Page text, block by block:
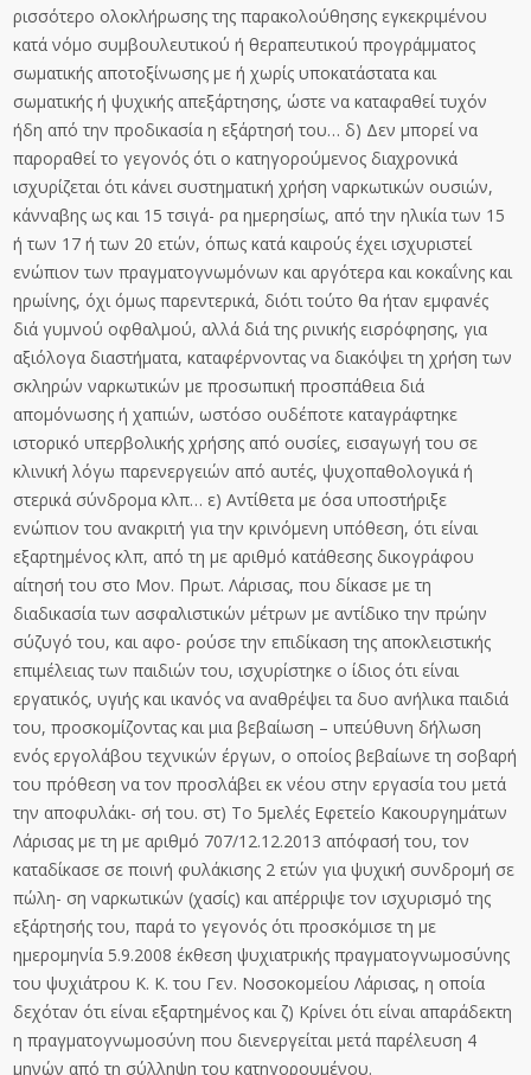
ρισσότερο ολοκλήρωσης της παρακολούθησης εγκεκριμένου
κατά νόμο συμβουλευτικού ή θεραπευτικού προγράμματος
σωματικής αποτοξίνωσης με ή χωρίς υποκατάστατα και
σωματικής ή ψυχικής απεξάρτησης, ώστε να καταφαθεί τυχόν
ήδη από την προδικασία η εξάρτησή του… δ) Δεν μπορεί να
παροραθεί το γεγονός ότι ο κατηγορούμενος διαχρονικά
ισχυρίζεται ότι κάνει συστηματική χρήση ναρκωτικών ουσιών,
κάνναβης ως και 15 τσιγά- ρα ημερησίως, από την ηλικία των 15
ή των 17 ή των 20 ετών, όπως κατά καιρούς έχει ισχυριστεί
ενώπιον των πραγματογνωμόνων και αργότερα και κοκαΐνης και
ηρωίνης, όχι όμως παρεντερικά, διότι τούτο θα ήταν εμφανές
διά γυμνού οφθαλμού, αλλά διά της ρινικής εισρόφησης, για
αξιόλογα διαστήματα, καταφέρνοντας να διακόψει τη χρήση των
σκληρών ναρκωτικών με προσωπική προσπάθεια διά
απομόνωσης ή χαπιών, ωστόσο ουδέποτε καταγράφτηκε
ιστορικό υπερβολικής χρήσης από ουσίες, εισαγωγή του σε
κλινική λόγω παρενεργειών από αυτές, ψυχοπαθολογικά ή
στερικά σύνδρομα κλπ… ε) Αντίθετα με όσα υποστήριξε
ενώπιον του ανακριτή για την κρινόμενη υπόθεση, ότι είναι
εξαρτημένος κλπ, από τη με αριθμό κατάθεσης δικογράφου
αίτησή του στο Μον. Πρωτ. Λάρισας, που δίκασε με τη
διαδικασία των ασφαλιστικών μέτρων με αντίδικο την πρώην
σύζυγό του, και αφο- ρούσε την επιδίκαση της αποκλειστικής
επιμέλειας των παιδιών του, ισχυρίστηκε ο ίδιος ότι είναι
εργατικός, υγιής και ικανός να αναθρέψει τα δυο ανήλικα παιδιά
του, προσκομίζοντας και μια βεβαίωση – υπεύθυνη δήλωση
ενός εργολάβου τεχνικών έργων, ο οποίος βεβαίωνε τη σοβαρή
του πρόθεση να τον προσλάβει εκ νέου στην εργασία του μετά
την αποφυλάκι- σή του. στ) Το 5μελές Εφετείο Κακουργημάτων
Λάρισας με τη με αριθμό 707/12.12.2013 απόφασή του, τον
καταδίκασε σε ποινή φυλάκισης 2 ετών για ψυχική συνδρομή σε
πώλη- ση ναρκωτικών (χασίς) και απέρριψε τον ισχυρισμό της
εξάρτησής του, παρά το γεγονός ότι προσκόμισε τη με
ημερομηνία 5.9.2008 έκθεση ψυχιατρικής πραγματογνωμοσύνης
του ψυχιάτρου Κ. Κ. του Γεν. Νοσοκομείου Λάρισας, η οποία
δεχόταν ότι είναι εξαρτημένος και ζ) Κρίνει ότι είναι απαράδεκτη
η πραγματογνωμοσύνη που διενεργείται μετά παρέλευση 4
μηνών από τη σύλληψη του κατηγορουμένου.